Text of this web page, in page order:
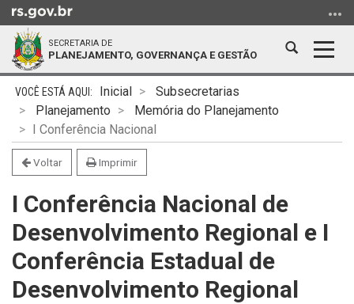
para
conteúdo
menu
para
busca
SECRETARIA DE
PLANEJAMENTO, GOVERNANÇA E GESTÃO
Abrir
Início
conteúdo
Inicial
Subsecretarias
Planejamento
Memória do Planejamento
I Conferência Nacional
Voltar Imprimir
I Conferência Nacional de
Desenvolvimento Regional e I
Conferência Estadual de
Desenvolvimento Regional